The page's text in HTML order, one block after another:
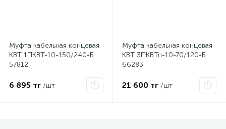
Муфта кабельная концевая
КВТ 1ПКВТ-10-150/240-Б
57812
6 895 тг /шт
Муфта кабельная концевая
КВТ 3ПКВТп-10-70/120-Б
66283
21 600 тг /шт